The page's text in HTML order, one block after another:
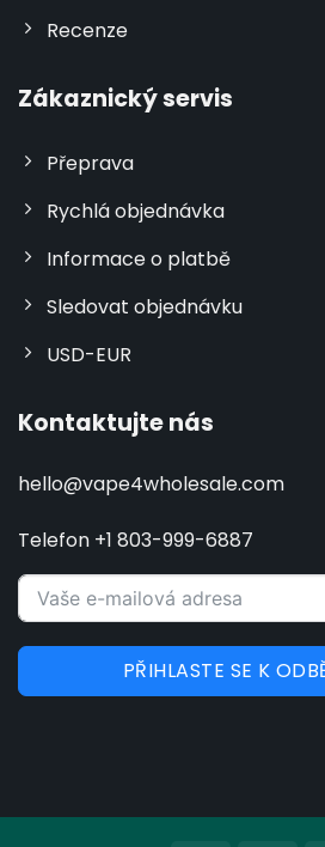
Recenze
Zákaznický servis
Přeprava
Rychlá objednávka
Informace o platbě
Sledovat objednávku
USD-EUR
Kontaktujte nás
hello@vape4wholesale.com
Telefon +1 803-999-6887
PŘIHLASTE SE K